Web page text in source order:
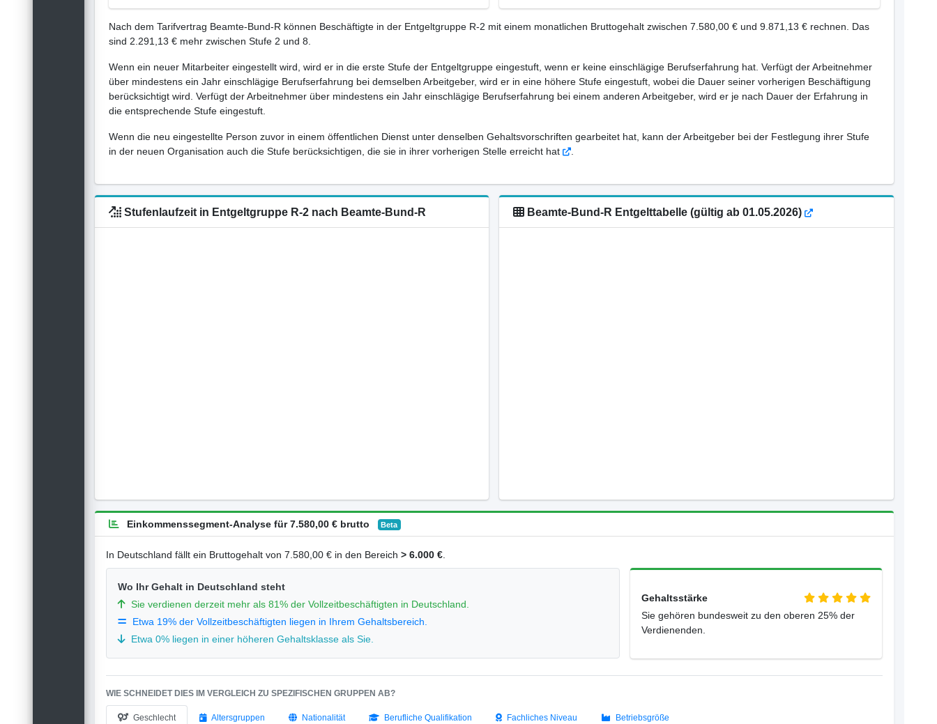
Nach dem Tarifvertrag Beamte-Bund-R können Beschäftigte in der Entgeltgruppe R-2 mit einem monatlichen Bruttogehalt zwischen 7.580,00 € und 9.871,13 € rechnen. Das
sind 2.291,13 € mehr zwischen Stufe 2 und 8.
Wenn ein neuer Mitarbeiter eingestellt wird, wird er in die erste Stufe der Entgeltgruppe eingestuft, wenn er keine einschlägige Berufserfahrung hat. Verfügt der Arbeitnehmer
über mindestens ein Jahr einschlägige Berufserfahrung bei demselben Arbeitgeber, wird er in eine höhere Stufe eingestuft, wobei die Dauer seiner vorherigen Beschäftigung
berücksichtigt wird. Verfügt der Arbeitnehmer über mindestens ein Jahr einschlägige Berufserfahrung bei einem anderen Arbeitgeber, wird er je nach Dauer der Erfahrung in
die entsprechende Stufe eingestuft.
Wenn die neu eingestellte Person zuvor in einem öffentlichen Dienst unter denselben Gehaltsvorschriften gearbeitet hat, kann der Arbeitgeber bei der Festlegung ihrer Stufe
in der neuen Organisation auch die Stufe berücksichtigen, die sie in ihrer vorherigen Stelle erreicht hat
Stufenlaufzeit in Entgeltgruppe R-2 nach Beamte-Bund-R Beamte-Bund-R Entgelttabelle (gültig ab 01.05.2026)
Einkommenssegment-Analyse für 7.580,00 € brutto Beta
In Deutschland fällt ein Bruttogehalt von 7.580,00 € in den Bereich> 6.000 €
Wo Ihr Gehalt in Deutschland steht
Sie verdienen derzeit mehr als 81% der Vollzeitbeschäftigten in Deutschland.
Etwa 19% der Vollzeitbeschäftigten liegen in Ihrem Gehaltsbereich.
Etwa 0% liegen in einer höheren Gehaltsklasse als Sie.
Gehaltsstärke
Sie gehören bundesweit zu den oberen 25% der
Verdienenden.
WIE SCHNEIDET DIES IM VERGLEICH ZU SPEZIFISCHEN GRUPPEN AB?
Geschlecht Altersgruppen Nationalität Berufliche Qualifikation Fachliches Niveau Betriebsgröße